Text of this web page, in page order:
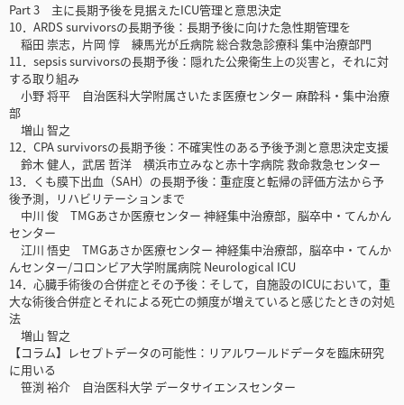
Part 3 主に長期予後を見据えたICU管理と意思決定
10．ARDS survivorsの長期予後：長期予後に向けた急性期管理を
稲田 崇志，片岡 惇 練馬光が丘病院 総合救急診療科 集中治療部門
11．sepsis survivorsの長期予後：隠れた公衆衛生上の災害と，それに対
する取り組み
小野 将平 自治医科大学附属さいたま医療センター 麻酔科・集中治療
部
増山 智之
12．CPA survivorsの長期予後：不確実性のある予後予測と意思決定支援
鈴木 健人，武居 哲洋 横浜市立みなと赤十字病院 救命救急センター
13．くも膜下出血（SAH）の長期予後：重症度と転帰の評価方法から予
後予測，リハビリテーションまで
中川 俊 TMGあさか医療センター 神経集中治療部，脳卒中・てんかん
センター
江川 悟史 TMGあさか医療センター 神経集中治療部，脳卒中・てんか
んセンター/コロンビア大学附属病院 Neurological ICU
14．心臓手術後の合併症とその予後：そして，自施設のICUにおいて，重
大な術後合併症とそれによる死亡の頻度が増えていると感じたときの対処
法
増山 智之
【コラム】レセプトデータの可能性：リアルワールドデータを臨床研究
に用いる
笹渕 裕介 自治医科大学 データサイエンスセンター